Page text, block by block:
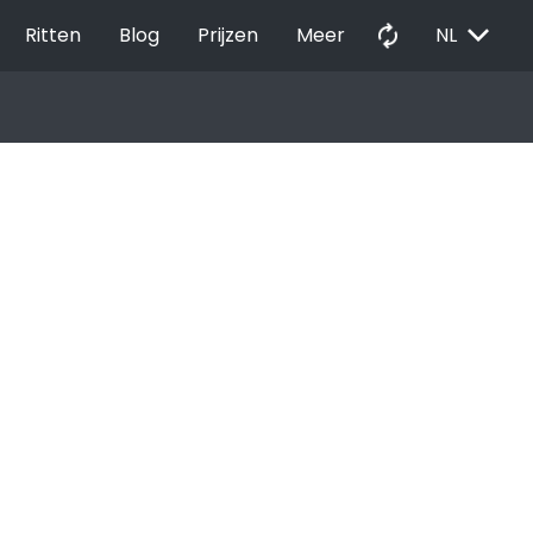
Ritten Blog Prijzen Meer autorenew NL EXPAND_MORE